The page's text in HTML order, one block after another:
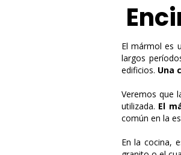
El mármol es
largos
edificios. Una
Veremos que
utilizada. El
común en la
En la cocina,